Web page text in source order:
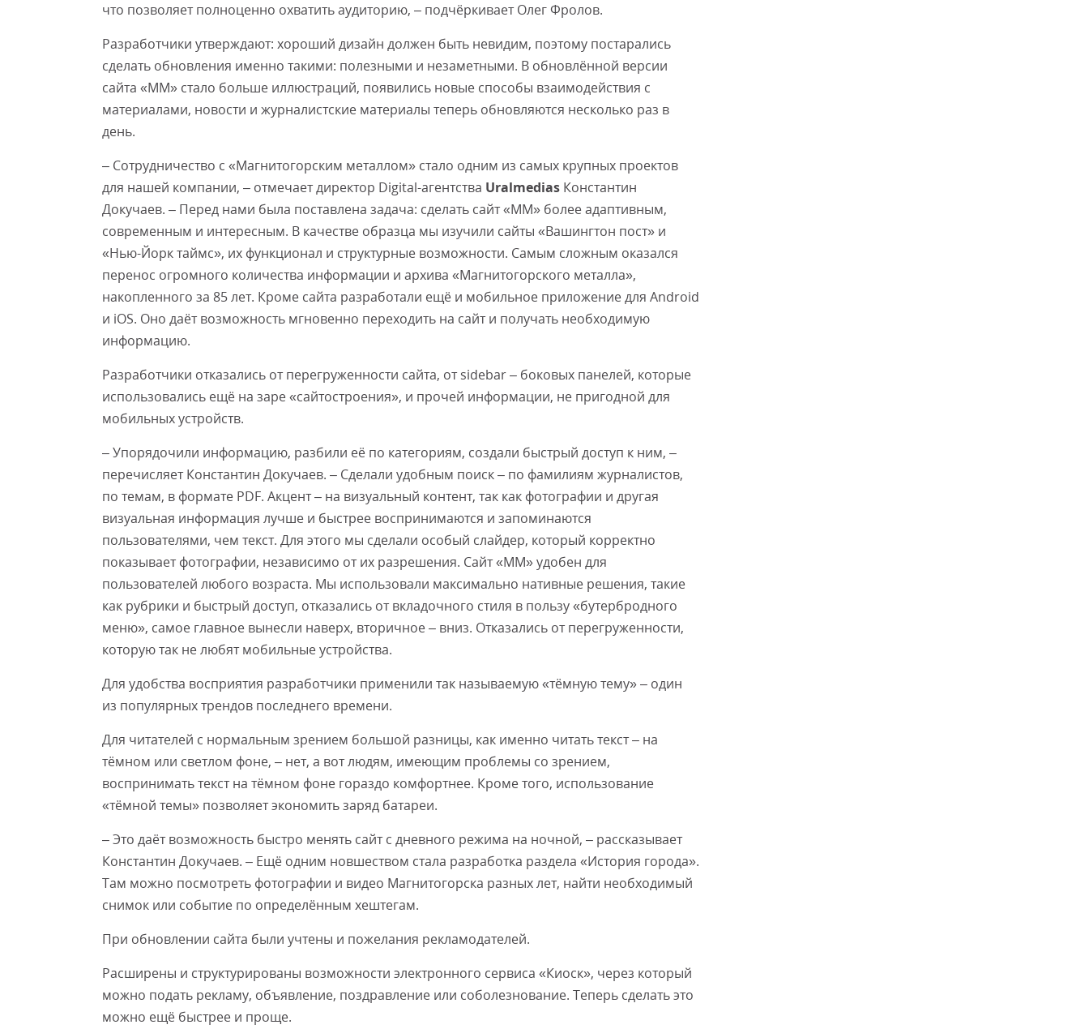
что позволяет полноценно охватить аудиторию, – подчёркивает Олег Фролов.
Разработчики утверждают: хороший дизайн должен быть невидим, поэтому постарались
сделать обновления именно такими: полезными и незаметными. В обновлённой версии
сайта «ММ» стало больше иллюстраций, появились новые способы взаимодействия с
материалами, новости и журналистские материалы теперь обновляются несколько раз в
день.
– Сотрудничество с «Магнитогорским металлом» стало одним из самых крупных проектов
для нашей компании, – отмечает директор Digital-агентства Uralmedias Константин
Докучаев. – Перед нами была поставлена задача: сделать сайт «ММ» более адаптивным,
современным и интересным. В качестве образца мы изучили сайты «Вашингтон пост» и
«Нью-Йорк таймс», их функционал и структурные возможности. Самым сложным оказался
перенос огромного количества информации и архива «Магнитогорского металла»,
накопленного за 85 лет. Кроме сайта разработали ещё и мобильное приложение для Android
и iOS. Оно даёт возможность мгновенно переходить на сайт и получать необходимую
информацию.
Разработчики отказались от перегруженности сайта, от sidebar – боковых панелей, которые
использовались ещё на заре «сайтостроения», и прочей информации, не пригодной для
мобильных устройств.
– Упорядочили информацию, разбили её по категориям, создали быстрый доступ к ним, –
перечисляет Константин Докучаев. – Сделали удобным поиск – по фамилиям журналистов,
по темам, в формате PDF. Акцент – на визуальный контент, так как фотографии и другая
визуальная информация лучше и быстрее воспринимаются и запоминаются
пользователями, чем текст. Для этого мы сделали особый слайдер, который корректно
показывает фотографии, независимо от их разрешения. Сайт «ММ» удобен для
пользователей любого возраста. Мы использовали максимально нативные решения, такие
как рубрики и быстрый доступ, отказались от вкладочного стиля в пользу «бутербродного
меню», самое главное вынесли наверх, вторичное – вниз. Отказались от перегруженности,
которую так не любят мобильные устройства.
Для удобства восприятия разработчики применили так называемую «тёмную тему» – один
из популярных трендов последнего времени.
Для читателей с нормальным зрением большой разницы, как именно читать текст – на
тёмном или светлом фоне, – нет, а вот людям, имеющим проблемы со зрением,
воспринимать текст на тёмном фоне гораздо комфортнее. Кроме того, использование
«тёмной темы» позволяет экономить заряд батареи.
– Это даёт возможность быстро менять сайт с дневного режима на ночной, – рассказывает
Константин Докучаев. – Ещё одним новшеством стала разработка раздела «История города».
Там можно посмотреть фотографии и видео Магнитогорска разных лет, найти необходимый
снимок или событие по определённым хештегам.
При обновлении сайта были учтены и пожелания рекламодателей.
Расширены и структурированы возможности электронного сервиса «Киоск», через который
можно подать рекламу, объявление, поздравление или соболезнование. Теперь сделать это
можно ещё быстрее и проще.